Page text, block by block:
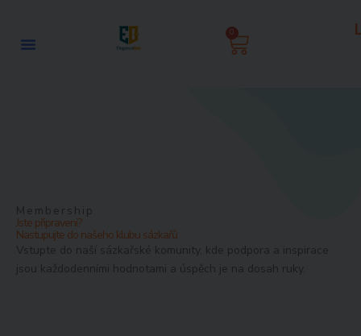
content
0
Basket
Membership
Jste připraveni?
Nastupujte do našeho klubu sázkařů
Vstupte do naší sázkařské komunity, kde podpora a inspirace
jsou každodenními hodnotami a úspěch je na dosah ruky.